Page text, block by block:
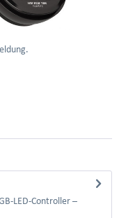
LED-Controller –